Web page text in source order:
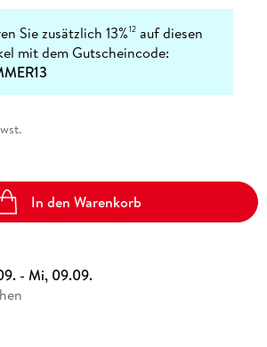
Sie zusätzlich 13%12 auf diesen
mit dem Gutscheincode:
In den Warenkorb
- Mi, 09.09.